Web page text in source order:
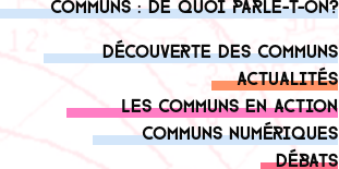
Communs : de quoi parle-t-on?
Découverte des communs
Actualités
Les communs en action
Communs numériques
Débats